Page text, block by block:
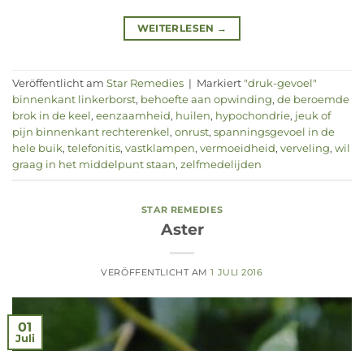
WEITERLESEN →
Veröffentlicht am Star Remedies | Markiert "druk-gevoel"
binnenkant linkerborst, behoefte aan opwinding, de beroemde
brok in de keel, eenzaamheid, huilen, hypochondrie, jeuk of
pijn binnenkant rechterenkel, onrust, spanningsgevoel in de
hele buik, telefonitis, vastklampen, vermoeidheid, verveling, wil
graag in het middelpunt staan, zelfmedelijden
STAR REMEDIES
Aster
VERÖFFENTLICHT AM1 JULI 2016
01
Juli